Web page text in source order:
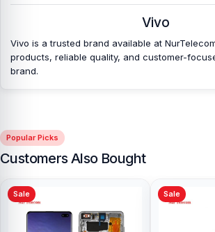
Vivo
Vivo is a trusted brand available at
products, reliable quality, and customer-
brand.
Popular Picks
Customers Also Bought
Sale Sale